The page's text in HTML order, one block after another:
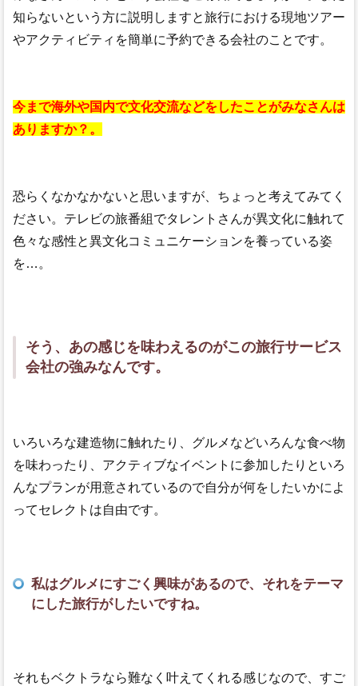
知らないという方に説明しますと旅行における現地ツアー
やアクティビティを簡単に予約できる会社のことです。
今まで海外や国内で文化交流などをしたことがみなさんは
ありますか？。
恐らくなかなかないと思いますが、ちょっと考えてみてく
ださい。テレビの旅番組でタレントさんが異文化に触れて
色々な感性と異文化コミュニケーションを養っている姿
を…。
そう、あの感じを味わえるのがこの旅行サービス
会社の強みなんです。
いろいろな建造物に触れたり、グルメなどいろんな食べ物
を味わったり、アクティブなイベントに参加したりといろ
んなプランが用意されているので自分が何をしたいかによ
ってセレクトは自由です。
私はグルメにすごく興味があるので、それをテーマ
にした旅行がしたいですね。
それもベクトラなら難なく叶えてくれる感じなので、すご